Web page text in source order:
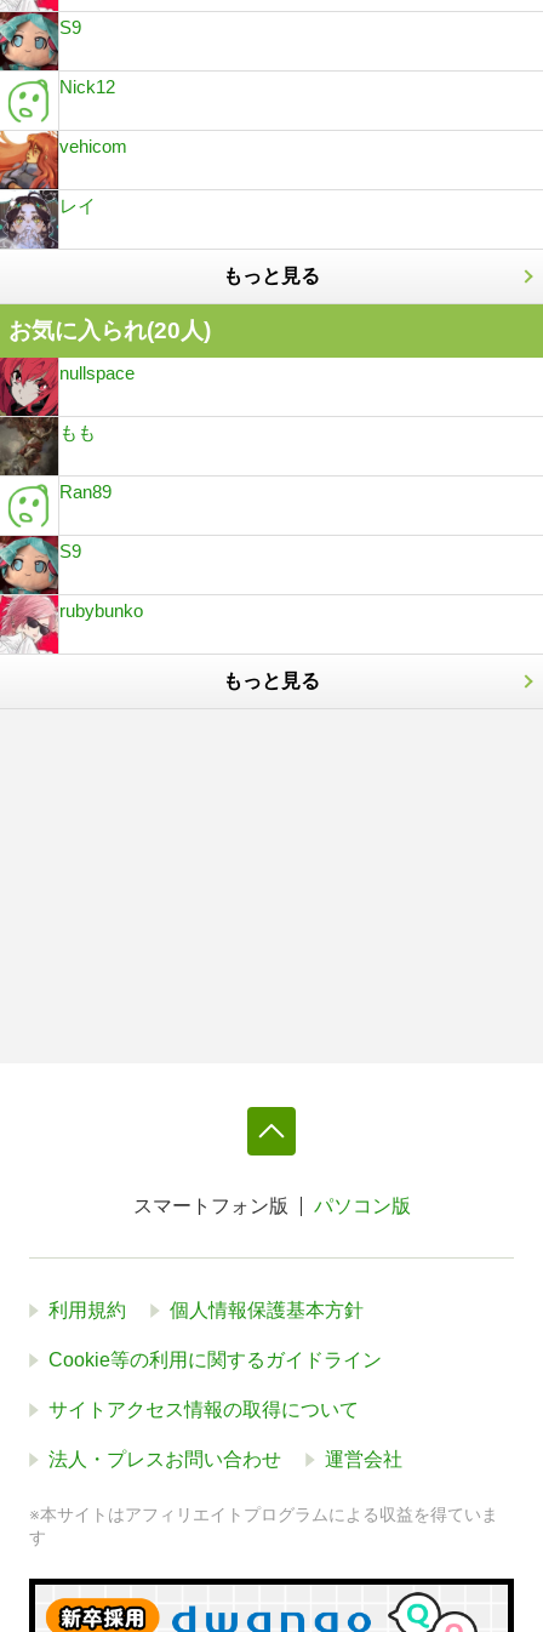
S9
Nick12
vehicom
レイ
もっと見る
お気に入られ(20人)
nullspace
もも
Ran89
S9
rubybunko
もっと見る
スマートフォン版 パソコン版
利用規約 個人情報保護基本方針
Cookie等の利用に関するガイドライン
サイトアクセス情報の取得について
法人・プレスお問い合わせ 運営会社
※本サイトはアフィリエイトプログラムによる収益を得ていま
す